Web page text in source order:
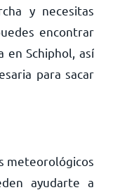
y necesitas
encontrar
en Schiphol, así
para sacar
meteorológicos
ayudarte a